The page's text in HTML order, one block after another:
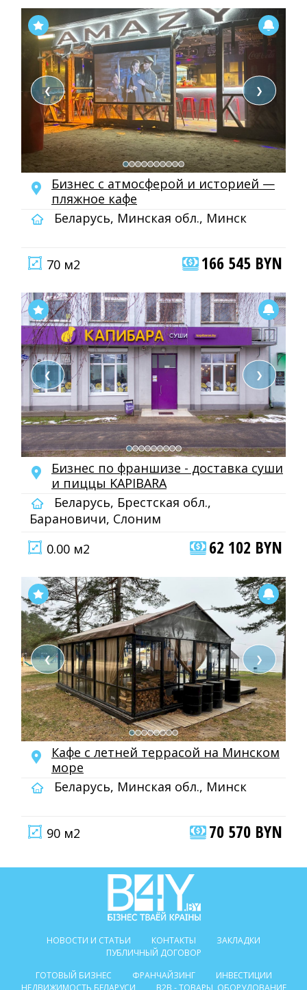
❮ ❯
Бизнес с атмосферой и историей —
пляжное кафе
Беларусь, Минская обл., Минск
70 м2 166 545 BYN
❮ ❯
Бизнес по франшизе - доставка суши
и пиццы KAPIBARA
Беларусь, Брестская обл.,
Барановичи, Слоним
0.00 м2
62 102 BYN
❮ ❯
Кафе с летней террасой на Минском
море
Беларусь, Минская обл., Минск
90 м2 70 570 BYN
НОВОСТИ И СТАТЬИ КОНТАКТЫ
ЗАКЛАДКИ
ПУБЛИЧНЫЙ ДОГОВОР
ГОТОВЫЙ БИЗНЕС
ФРАНЧАЙЗИНГ
ИНВЕСТИЦИИ
НЕДВИЖИМОСТЬ БЕЛАРУСИ
B2B - ТОВАРЫ, ОБОРУДОВАНИЕ